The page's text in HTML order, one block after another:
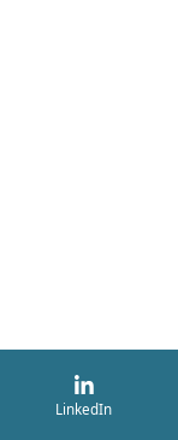
LinkedIn